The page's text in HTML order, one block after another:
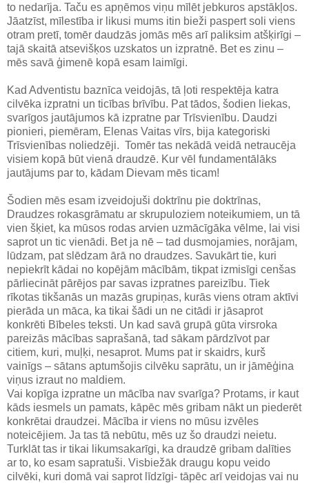
to nedarīja. Taču es apņēmos viņu mīlēt jebkuros apstākļos.
Jāatzīst, mīlestība ir likusi mums itin bieži paspert soli viens
otram pretī, tomēr daudzās jomās mēs arī paliksim atšķirīgi –
tajā skaitā atsevišķos uzskatos un izpratnē. Bet es zinu –
mēs savā ģimenē kopā esam laimīgi.
Kad Adventistu baznīca veidojās, tā ļoti respektēja katra
cilvēka izpratni un ticības brīvību. Pat tādos, šodien liekas,
svarīgos jautājumos kā izpratne par Trīsvienību. Daudzi
pionieri, piemēram, Elenas Vaitas vīrs, bija kategoriski
Trīsvienības noliedzēji. Tomēr tas nekādā veidā netraucēja
visiem kopā būt vienā draudzē. Kur vēl fundamentālāks
jautājums par to, kādam Dievam mēs ticam!
Šodien mēs esam izveidojuši doktrīnu pie doktrīnas,
Draudzes rokasgrāmatu ar skrupuloziem noteikumiem, un tā
vien šķiet, ka mūsos rodas arvien uzmācīgāka vēlme, lai visi
saprot un tic vienādi. Bet ja nē – tad dusmojamies, norājam,
lūdzam, pat slēdzam ārā no draudzes. Savukārt tie, kuri
nepiekrīt kādai no kopējām mācībām, tikpat izmisīgi cenšas
pārliecināt pārējos par savas izpratnes pareizību. Tiek
rīkotas tikšanās un mazās grupiņas, kurās viens otram aktīvi
pierāda un māca, ka tikai šādi un ne citādi ir jāsaprot
konkrēti Bībeles teksti. Un kad savā grupā gūta virsroka
pareizās mācības saprašanā, tad sākam pārdzīvot par
citiem, kuri, muļķi, nesaprot. Mums pat ir skaidrs, kurš
vainīgs – sātans aptumšojis cilvēku saprātu, un ir jāmēģina
viņus izraut no maldiem.
Vai kopīga izpratne un mācība nav svarīga? Protams, ir kaut
kāds iesmels un pamats, kāpēc mēs gribam nākt un piederēt
konkrētai draudzei. Mācība ir viens no mūsu izvēles
noteicējiem. Ja tas tā nebūtu, mēs uz šo draudzi neietu.
Turklāt tas ir tikai likumsakarīgi, ka draudzē gribam dalīties
ar to, ko esam sapratuši. Visbiežāk draugu kopu veido
cilvēki, kuri domā vai saprot līdzīgi- tāpēc arī veidojas vai nu